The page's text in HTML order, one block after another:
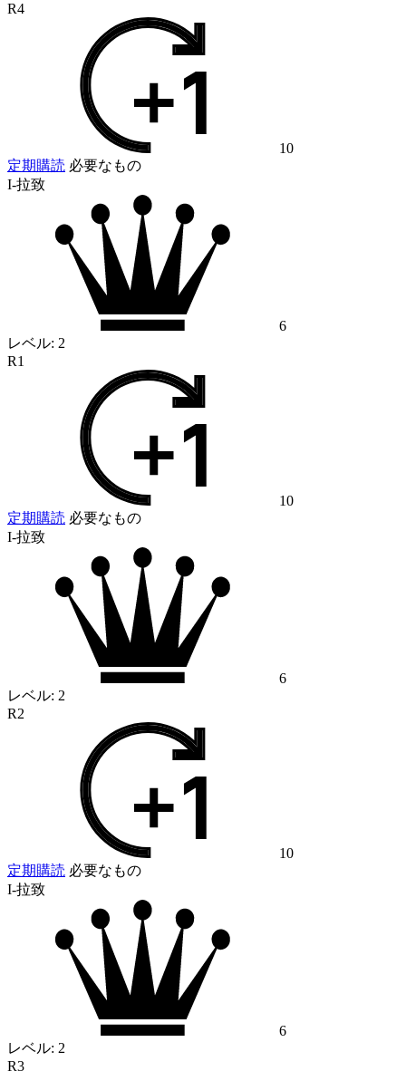
R4
10
定期購読 必要なもの
I-拉致
6
レベル: 2
R1
10
定期購読 必要なもの
I-拉致
6
レベル: 2
R2
10
定期購読 必要なもの
I-拉致
6
レベル: 2
R3